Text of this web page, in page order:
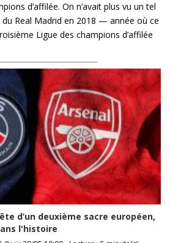
d’affilée. On n’avait plus vu un tel
Real Madrid en 2018 — année où ce
Ligue des champions d’affilée
d’un deuxième sacre européen,
l'histoire